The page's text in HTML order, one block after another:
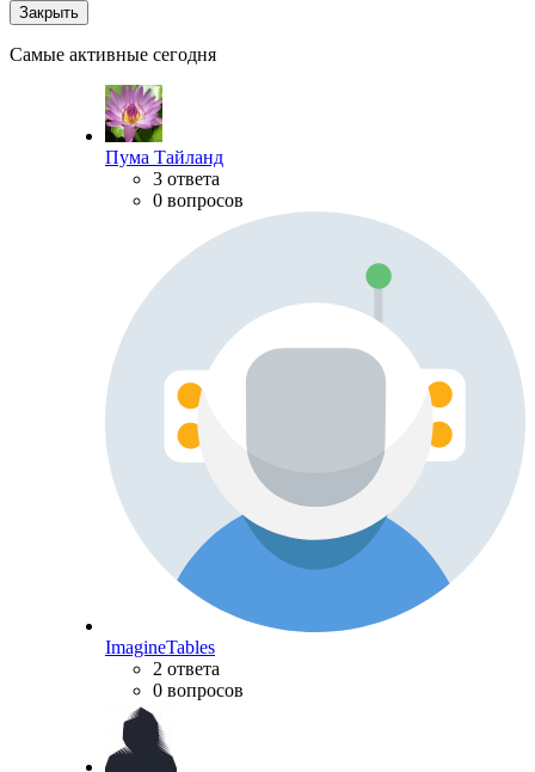
Закрыть
Самые активные сегодня
Пума Тайланд
3 ответа
0 вопросов
ImagineTables
2 ответа
0 вопросов